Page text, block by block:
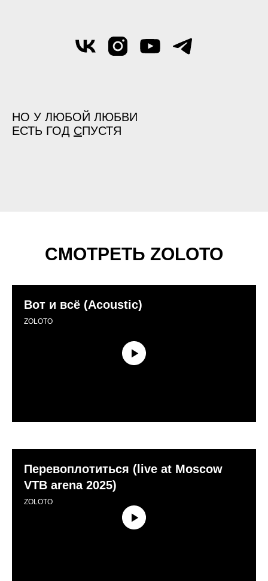
НО У ЛЮБОЙ ЛЮБВИ
ЕСТЬ ГОД СПУСТЯ
СМОТРЕТЬ ZOLOTO
Вот и всё (Acoustic)
ZOLOTO
Перевоплотиться (live at Moscow
VTB arena 2025)
ZOLOTO